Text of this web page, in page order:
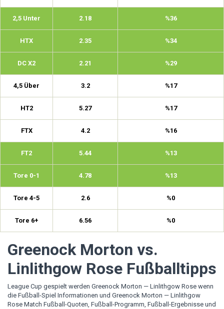
2,5 Unter 2.18 %36
HTX 2.35 %34
DC X2 2.21 %29
4,5 Über 3.2 %17
HT2 5.27 %17
FTX 4.2 %16
FT2 5.44 %13
Tore 0-1 4.78 %13
Tore 4-5 2.6 %0
Tore 6+ 6.56 %0
Greenock Morton vs.
Linlithgow Rose Fußballtipps
League Cup gespielt werden Greenock Morton — Linlithgow Rose wenn
die Fußball-Spiel Informationen und Greenock Morton — Linlithgow
Rose Match Fußball-Quoten, Fußball-Programm, Fußball-Ergebnisse und